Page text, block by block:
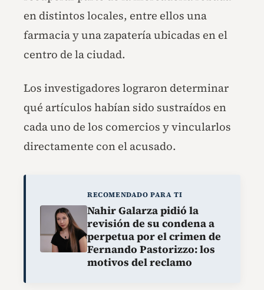
en distintos locales, entre ellos una
farmacia y una zapatería ubicadas en el
centro de la ciudad.
Los investigadores lograron determinar
qué artículos habían sido sustraídos en
cada uno de los comercios y vincularlos
directamente con el acusado.
RECOMENDADO PARA TI
Nahir Galarza pidió la
revisión de su condena a
perpetua por el crimen de
Fernando Pastorizzo: los
motivos del reclamo